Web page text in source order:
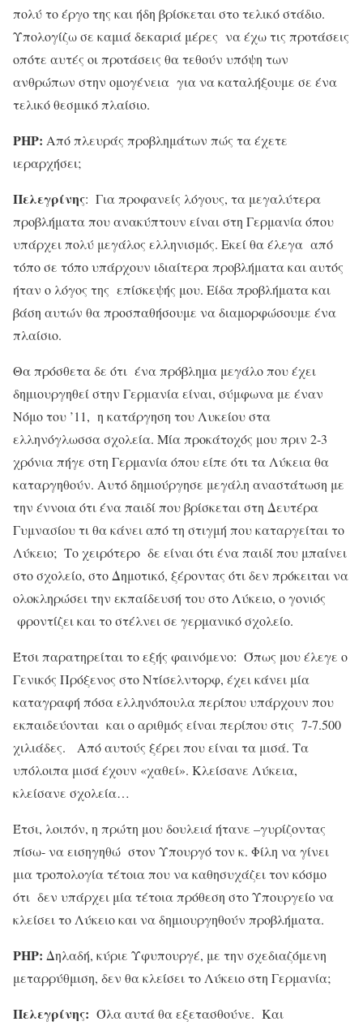
πολύ το έργο της και ήδη βρίσκεται στο τελικό στάδιο.
Υπολογίζω σε καμιά δεκαριά μέρες να έχω τις προτάσεις
οπότε αυτές οι προτάσεις θα τεθούν υπόψη των
ανθρώπων στην ομογένεια για να καταλήξουμε σε ένα
τελικό θεσμικό πλαίσιο.
ΡΗΡ: Από πλευράς προβλημάτων πώς τα έχετε
ιεραρχήσει;
Πελεγρίνης: Για προφανείς λόγους, τα μεγαλύτερα
προβλήματα που ανακύπτουν είναι στη Γερμανία όπου
υπάρχει πολύ μεγάλος ελληνισμός. Εκεί θα έλεγα από
τόπο σε τόπο υπάρχουν ιδιαίτερα προβλήματα και αυτός
ήταν ο λόγος της επίσκεψής μου. Είδα προβλήματα και
βάση αυτών θα προσπαθήσουμε να διαμορφώσουμε ένα
πλαίσιο.
Θα πρόσθετα δε ότι ένα πρόβλημα μεγάλο που έχει
δημιουργηθεί στην Γερμανία είναι, σύμφωνα με έναν
Νόμο του ’11, η κατάργηση του Λυκείου στα
ελληνόγλωσσα σχολεία. Μία προκάτοχός μου πριν 2-3
χρόνια πήγε στη Γερμανία όπου είπε ότι τα Λύκεια θα
καταργηθούν. Αυτό δημιούργησε μεγάλη αναστάτωση με
την έννοια ότι ένα παιδί που βρίσκεται στη Δευτέρα
Γυμνασίου τι θα κάνει από τη στιγμή που καταργείται το
Λύκειο; Το χειρότερο δε είναι ότι ένα παιδί που μπαίνει
στο σχολείο, στο Δημοτικό, ξέροντας ότι δεν πρόκειται να
ολοκληρώσει την εκπαίδευσή του στο Λύκειο, ο γονιός
φροντίζει και το στέλνει σε γερμανικό σχολείο.
Έτσι παρατηρείται το εξής φαινόμενο: Όπως μου έλεγε ο
Γενικός Πρόξενος στο Ντίσελντορφ, έχει κάνει μία
καταγραφή πόσα ελληνόπουλα περίπου υπάρχουν που
εκπαιδεύονται και ο αριθμός είναι περίπου στις 7-7.500
χιλιάδες. Από αυτούς ξέρει που είναι τα μισά. Τα
υπόλοιπα μισά έχουν «χαθεί». Κλείσανε Λύκεια,
κλείσανε σχολεία…
Έτσι, λοιπόν, η πρώτη μου δουλειά ήτανε –γυρίζοντας
πίσω- να εισηγηθώ στον Υπουργό τον κ. Φίλη να γίνει
μια τροπολογία τέτοια που να καθησυχάζει τον κόσμο
ότι δεν υπάρχει μία τέτοια πρόθεση στο Υπουργείο να
κλείσει το Λύκειο και να δημιουργηθούν προβλήματα.
ΡΗΡ: Δηλαδή, κύριε Υφυπουργέ, με την σχεδιαζόμενη
μεταρρύθμιση, δεν θα κλείσει το Λύκειο στη Γερμανία;
Πελεγρίνης: Όλα αυτά θα εξετασθούνε. Και